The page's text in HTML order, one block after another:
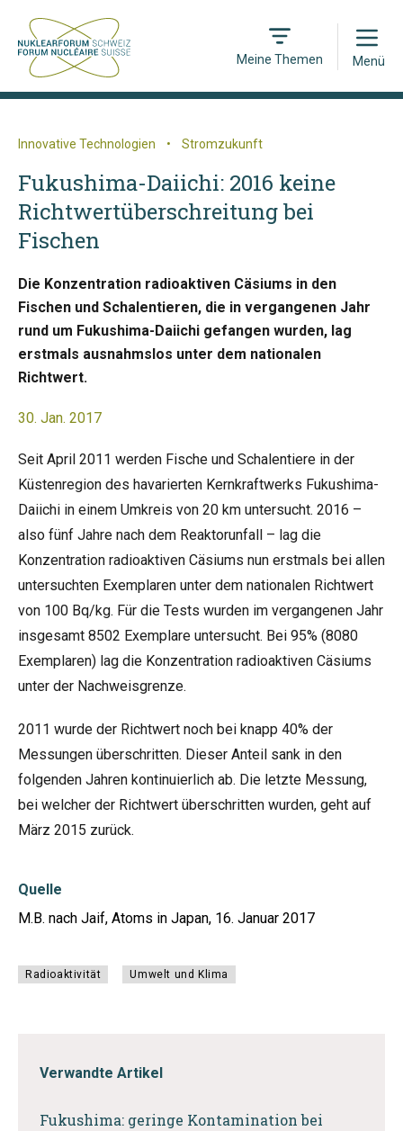
Meine Themen
Open
Menü
Innovative Technologien • Stromzukunft
Fukushima-Daiichi: 2016 keine
Richtwertüberschreitung bei
Fischen
Die Konzentration radioaktiven Cäsiums in den
Fischen und Schalentieren, die in vergangenen Jahr
rund um Fukushima-Daiichi gefangen wurden, lag
erstmals ausnahmslos unter dem nationalen
Richtwert.
30. Jan. 2017
Seit April 2011 werden Fische und Schalentiere in der
Küstenregion des havarierten Kernkraftwerks Fukushima-
Daiichi in einem Umkreis von 20 km untersucht. 2016 –
also fünf Jahre nach dem Reaktorunfall – lag die
Konzentration radioaktiven Cäsiums nun erstmals bei allen
untersuchten Exemplaren unter dem nationalen Richtwert
von 100 Bq/kg. Für die Tests wurden im vergangenen Jahr
insgesamt 8502 Exemplare untersucht. Bei 95% (8080
Exemplaren) lag die Konzentration radioaktiven Cäsiums
unter der Nachweisgrenze.
2011 wurde der Richtwert noch bei knapp 40% der
Messungen überschritten. Dieser Anteil sank in den
folgenden Jahren kontinuierlich ab. Die letzte Messung,
bei welcher der Richtwert überschritten wurden, geht auf
März 2015 zurück.
Quelle
M.B. nach Jaif, Atoms in Japan, 16. Januar 2017
Radioaktivität Umwelt und Klima
Verwandte Artikel
Fukushima: geringe Kontamination bei